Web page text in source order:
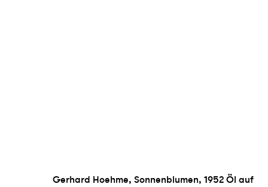
Gerhard Hoehme, Sonnenblumen, 1952 Öl auf